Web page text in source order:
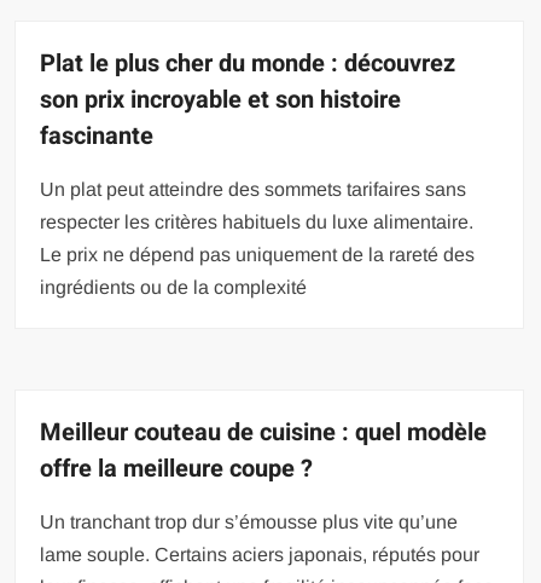
Plat le plus cher du monde : découvrez
son prix incroyable et son histoire
fascinante
Un plat peut atteindre des sommets tarifaires sans
respecter les critères habituels du luxe alimentaire.
Le prix ne dépend pas uniquement de la rareté des
ingrédients ou de la complexité
Meilleur couteau de cuisine : quel modèle
offre la meilleure coupe ?
Un tranchant trop dur s’émousse plus vite qu’une
lame souple. Certains aciers japonais, réputés pour